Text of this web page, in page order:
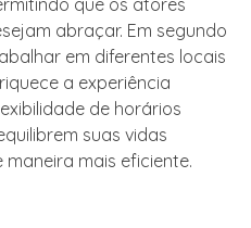
abraçar. Em segundo
em diferentes locais
a experiência
de horários
suas vidas
mais eficiente.